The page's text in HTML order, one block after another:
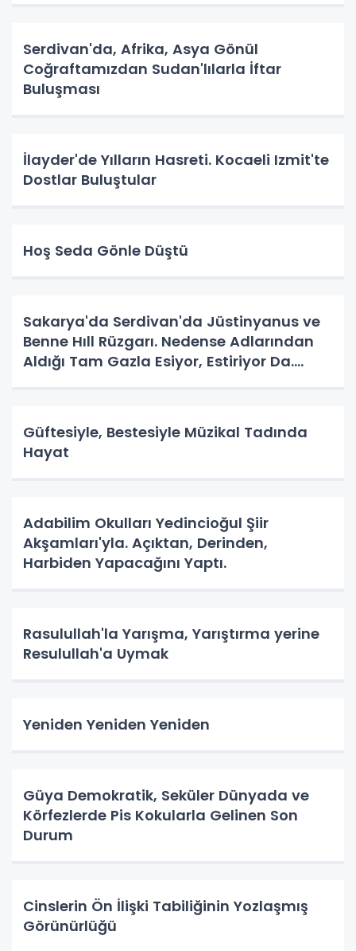
Serdivan'da, Afrika, Asya Gönül
Coğraftamızdan Sudan'lılarla İftar
Buluşması
İlayder'de Yılların Hasreti. Kocaeli Izmit'te
Dostlar Buluştular
Hoş Seda Gönle Düştü
Sakarya'da Serdivan'da Jüstinyanus ve
Benne Hıll Rüzgarı. Nedense Adlarından
Aldığı Tam Gazla Esiyor, Estiriyor Da.
Güftesiyle, Bestesiyle Müzikal Tadında
Hayat
Adabilim Okulları Yedincioğul Şiir
Akşamları'yla. Açıktan, Derinden,
Harbiden Yapacağını Yaptı.
Rasulullah'la Yarışma, Yarıştırma yerine
Resulullah'a Uymak
Yeniden Yeniden Yeniden
Güya Demokratik, Seküler Dünyada ve
Körfezlerde Pis Kokularla Gelinen Son
Durum
Cinslerin Ön İlişki Tabiliğinin Yozlaşmış
Görünürlüğü